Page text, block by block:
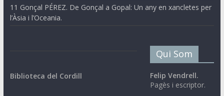
11 Gonçal PÉREZ. De Gonçal a Gopal: Un any en xancletes per
l’Àsia i l’Oceania.
Biblioteca del Cordill
Qui Som
Felip Vendrell.
Pagès i escriptor.